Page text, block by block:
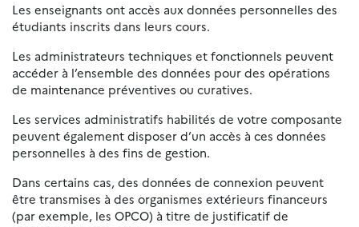
Les enseignants ont accès aux données personnelles des
étudiants inscrits dans leurs cours.
Les administrateurs techniques et fonctionnels peuvent
accéder à l’ensemble des données pour des opérations
de maintenance préventives ou curatives.
Les services administratifs habilités de votre composante
peuvent également disposer d’un accès à ces données
personnelles à des fins de gestion.
Dans certains cas, des données de connexion peuvent
être transmises à des organismes extérieurs financeurs
(par exemple, les OPCO) à titre de justificatif de